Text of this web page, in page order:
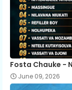
Fosta Chauke -
June 09, 2026